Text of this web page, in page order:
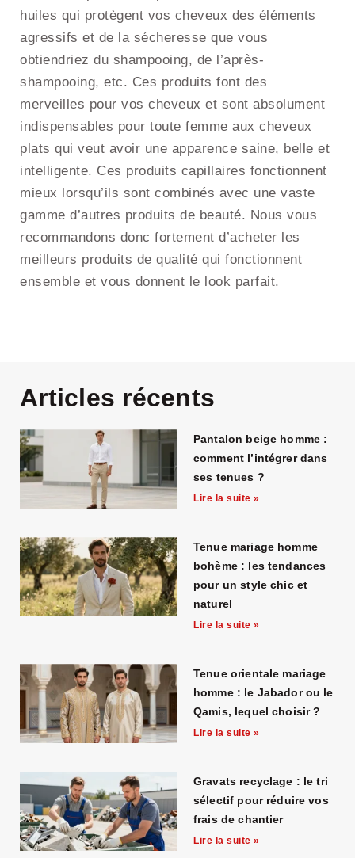
huiles qui protègent vos cheveux des éléments
agressifs et de la sécheresse que vous
obtiendriez du shampooing, de l’après-
shampooing, etc. Ces produits font des
merveilles pour vos cheveux et sont absolument
indispensables pour toute femme aux cheveux
plats qui veut avoir une apparence saine, belle et
intelligente. Ces produits capillaires fonctionnent
mieux lorsqu’ils sont combinés avec une vaste
gamme d’autres produits de beauté. Nous vous
recommandons donc fortement d’acheter les
meilleurs produits de qualité qui fonctionnent
ensemble et vous donnent le look parfait.
Articles récents
Pantalon beige homme :
comment l’intégrer dans
ses tenues ?
Lire la suite »
Tenue mariage homme
bohème : les tendances
pour un style chic et
naturel
Lire la suite »
Tenue orientale mariage
homme : le Jabador ou le
Qamis, lequel choisir ?
Lire la suite »
Gravats recyclage : le tri
sélectif pour réduire vos
frais de chantier
Lire la suite »